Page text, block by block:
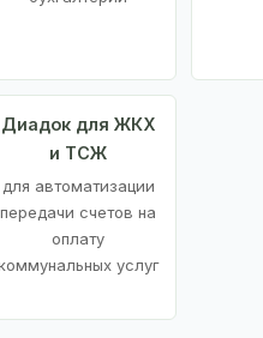
Диадок для ЖКХ
и ТСЖ
для автоматизации
передачи счетов на
оплату
услуг